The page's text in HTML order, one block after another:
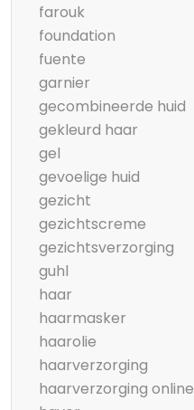
farouk
foundation
fuente
garnier
gecombineerde huid
gekleurd haar
gel
gevoelige huid
gezicht
gezichtscreme
gezichtsverzorging
guhl
haar
haarmasker
haarolie
haarverzorging
haarverzorging online